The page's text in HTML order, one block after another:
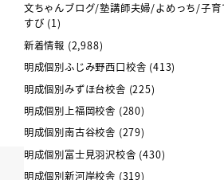
文ちゃんブログ/塾講師夫婦/よめっち/子育
すび (1)
新着情報 (2,988)
明成個別ふじみ野西口校舎 (413)
明成個別みずほ台校舎 (225)
明成個別上福岡校舎 (280)
明成個別南古谷校舎 (279)
明成個別富士見羽沢校舎 (430)
明成個別新河岸校舎 (319)